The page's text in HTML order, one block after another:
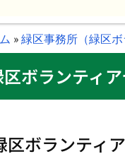
»緑区事務所（緑区ボ
ボランティ
区ボランティ